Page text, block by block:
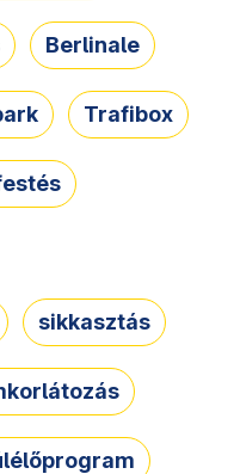
Berlinale
Trafibox
sikkasztás